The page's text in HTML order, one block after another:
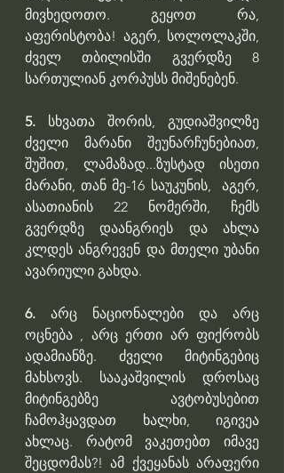
მივხედოთო. გეყოთ რა,
აფერისტობა! აგერ, სოლოლაკში,
ძველ თბილისში გვერდზე 8
სართულიან კორპუსს მიშენებენ.
5. სხვათა შორის, გუდიაშვილზე
ძველი მარანი შეუნარჩუნებიათ,
შუშით, ლამაზად...ზუსტად ისეთი
მარანი, თან მე-16 საუკუნის,  აგერ,
ასათიანის 22 ნომერში, ჩემს
გვერდზე დაანგრიეს და ახლა
კლდეს ანგრევენ და მთელი უბანი
ავარიული გახდა.
6. არც ნაციონალები და არც
ოცნება , არც ერთი არ ფიქრობს
ადამიანზე. ძველი მიტინგებიც
მახსოვს. სააკაშვილის დროსაც
მიტინგებზე ავტობუსებით
ჩამოჰყავდათ ხალხი, იგივეა
ახლაც. რატომ ვაკეთებთ იმავე
შეცდომას?! ამ ქვეყანას არაფერი